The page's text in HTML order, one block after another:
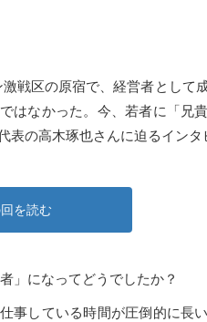
戦区の原宿で、経営者として
はなかった。今、若者に「兄
の高木琢也さんに迫るインタ
を読む
」になってどうでしたか？
事している時間が圧倒的に長